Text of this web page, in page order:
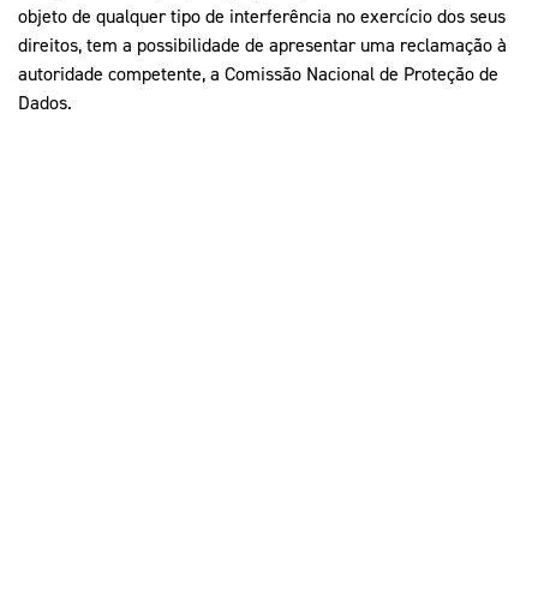
objeto de qualquer tipo de interferência no exercício dos seus
direitos, tem a possibilidade de apresentar uma reclamação à
autoridade competente, a Comissão Nacional de Proteção de
Dados.